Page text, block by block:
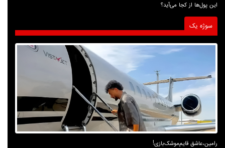
این پول‌ها از کجا می‌آید؟
سوژه یک
رامین،عاشق قایم‌موشک‌بازی!